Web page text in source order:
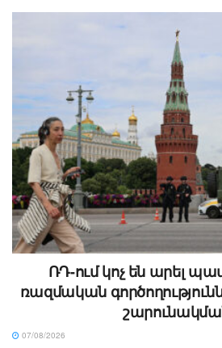
ՌԴ-ում կոչ են արել
ռազմական
07/08/2026